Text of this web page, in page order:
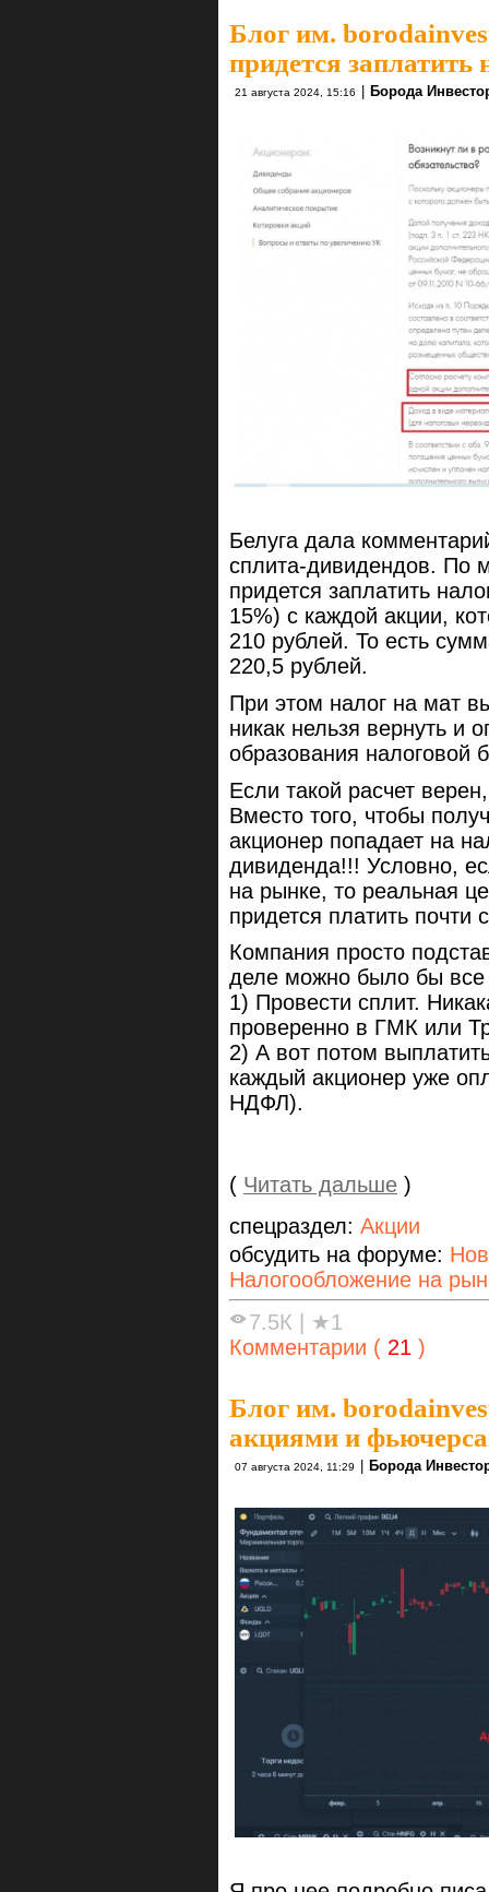
Блог им.
придется
21 августа 2024, 15:16 Борода
Белуга дала
сплита-дивидендов. По
придется заплатить
15%) с каждой акции,
210 рублей. То есть
220,5 рублей.
При этом налог на мат
никак нельзя вернуть и
образования налоговой
Если такой расчет
Вместо того, чтобы
акционер попадает на
дивиденда!!! Условно,
на рынке, то реальная
придется платить
Компания просто
деле можно было бы все
1) Провести сплит.
проверенно в ГМК или
2) А вот потом
каждый акционер уже
НДФЛ).
( Читать дальше )
спецраздел: Акции
обсудить на форуме:
Налогообложение на
7.5К
★1
Комментарии ( 21 )
Блог им.
акциями и
07 августа 2024, 11:29 Борода